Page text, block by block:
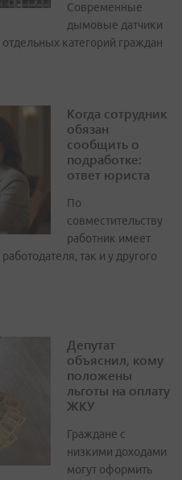
Современные
дымовые датчики
категорий граждан
Когда сотрудник
обязан
сообщить о
подработке:
ответ юриста
По
совместительству
работник имеет
так и у другого
Депутат
объяснил, кому
положены
льготы на оплату
ЖКУ
Граждане с
низкими доходами
могут оформить